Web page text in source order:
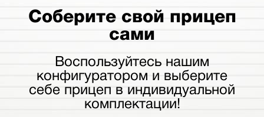
Соберите свой прицеп
сами
Воспользуйтесь нашим
конфигуратором и выберите
себе прицеп в индивидуальной
комплектации!